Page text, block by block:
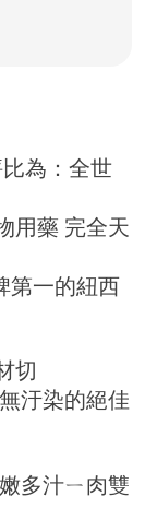
為：全世
用藥 完全天
第一的紐西
切
汙染的絕佳
多汁ㄧ肉雙